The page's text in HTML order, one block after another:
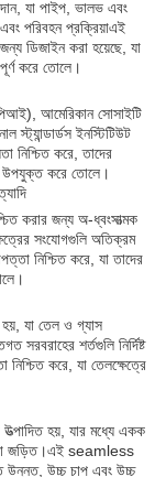
যা পাইপ, ভালভ এবং
পরিবহন প্রক্রিয়াএই
ডিজাইন করা হয়েছে, যা
করে তোলে।
আমেরিকান সোসাইটি
স্ট্যান্ডার্ডস ইনস্টিটিউট
নিশ্চিত করে, তাদের
উপযুক্ত করে তোলে।
করার জন্য অ-ধ্বংসাত্মক
সংযোগগুলি অতিক্রম
নিশ্চিত করে, যা তাদের
হয়, যা তেল ও গ্যাস
শর্তগুলি নির্দিষ্ট
নিশ্চিত করে, যা তেলক্ষেত্রে
উত্পাদিত হয়, যার মধ্যে একক
জড়িত।এই seamless
উচ্চ চাপ এবং উচ্চ